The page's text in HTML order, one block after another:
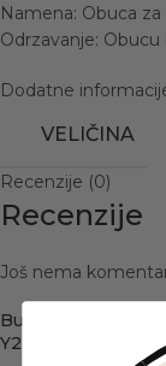
Namena: Obuca
Odrzavanje:
Dodatne
VELIČINA
Recenzije (0)
Recenzije
Još nema
Budite prvi koji će
Y2212 CAMEL“